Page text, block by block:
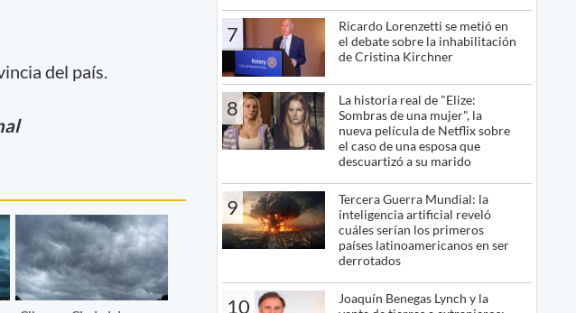
del país.
7
Ricardo Lorenzetti se metió en
el debate sobre la inhabilitación
de Cristina Kirchner
8
La historia real de "Elize:
Sombras de una mujer", la
nueva película de Netflix sobre
el caso de una esposa que
descuartizó a su marido
9
Tercera Guerra Mundial: la
inteligencia artificial reveló
cuáles serían los primeros
países latinoamericanos en ser
derrotados
10
Joaquín Benegas Lynch y la